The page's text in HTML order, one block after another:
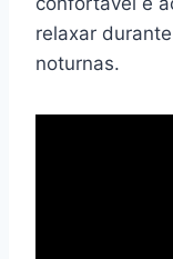
relaxar
noturnas.